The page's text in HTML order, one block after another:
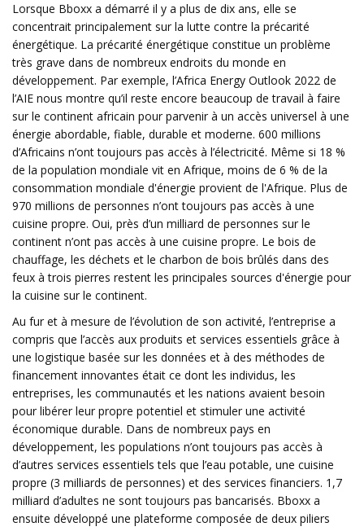
Lorsque Bboxx a démarré il y a plus de dix ans, elle se
concentrait principalement sur la lutte contre la précarité
énergétique. La précarité énergétique constitue un problème
très grave dans de nombreux endroits du monde en
développement. Par exemple, l’Africa Energy Outlook 2022 de
l’AIE nous montre qu’il reste encore beaucoup de travail à faire
sur le continent africain pour parvenir à un accès universel à une
énergie abordable, fiable, durable et moderne. 600 millions
d’Africains n’ont toujours pas accès à l’électricité. Même si 18 %
de la population mondiale vit en Afrique, moins de 6 % de la
consommation mondiale d'énergie provient de l'Afrique. Plus de
970 millions de personnes n’ont toujours pas accès à une
cuisine propre. Oui, près d’un milliard de personnes sur le
continent n’ont pas accès à une cuisine propre. Le bois de
chauffage, les déchets et le charbon de bois brûlés dans des
feux à trois pierres restent les principales sources d'énergie pour
la cuisine sur le continent.
Au fur et à mesure de l’évolution de son activité, l’entreprise a
compris que l’accès aux produits et services essentiels grâce à
une logistique basée sur les données et à des méthodes de
financement innovantes était ce dont les individus, les
entreprises, les communautés et les nations avaient besoin
pour libérer leur propre potentiel et stimuler une activité
économique durable. Dans de nombreux pays en
développement, les populations n’ont toujours pas accès à
d’autres services essentiels tels que l’eau potable, une cuisine
propre (3 milliards de personnes) et des services financiers. 1,7
milliard d’adultes ne sont toujours pas bancarisés. Bboxx a
ensuite développé une plateforme composée de deux piliers